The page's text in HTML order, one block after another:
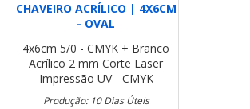
CHAVEIRO ACRÍLICO | 4X6CM
- OVAL
4x6cm 5/0 - CMYK + Branco
Acrílico 2 mm Corte Laser
Impressão UV - CMYK
Produção: 10 Dias Úteis